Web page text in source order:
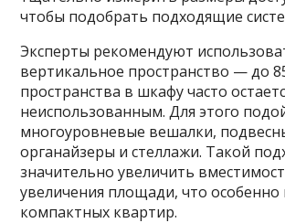
чтобы подобрать подходящие
Эксперты рекомендуют
вертикальное пространство — до
пространства в шкафу часто
неиспользованным. Для этого
многоуровневые вешалки,
органайзеры и стеллажи. Такой
значительно увеличить
увеличения площади, что особенно
компактных квартир.